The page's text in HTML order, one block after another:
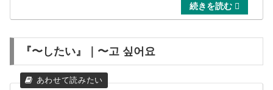
『〜したい』｜〜고 싶어요